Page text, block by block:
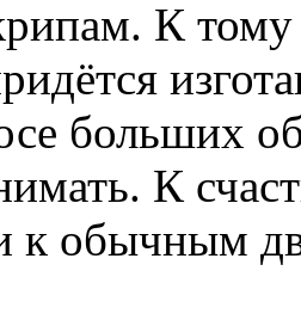
К тому
больших
К
к обычным